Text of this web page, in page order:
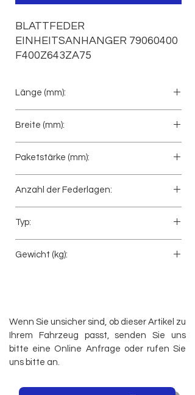
BLATTFEDER
EINHEITSANHANGER 79060400
F400Z643ZA75
Länge (mm):
Breite (mm):
Paketstärke (mm):
Anzahl der Federlagen:
Typ:
Gewicht (kg):
Wenn Sie unsicher sind, ob dieser Artikel zu
Ihrem Fahrzeug passt, senden Sie uns
bitte eine Online Anfrage oder rufen Sie
uns bitte an.